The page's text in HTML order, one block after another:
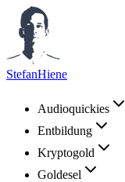
StefanHiene
Audioquickies
Entbildung
Kryptogold
Goldesel